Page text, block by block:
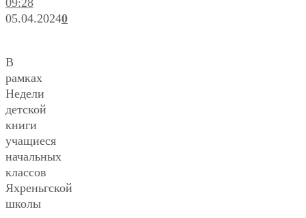
05.04.20240
В
рамках
Недели
детской
книги
учащиеся
начальных
классов
Яхреньгской
школы